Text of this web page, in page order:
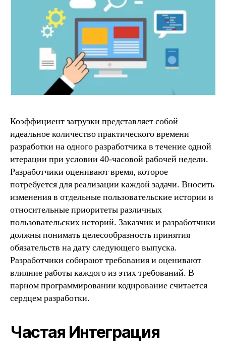
Коэффициент загрузки представляет собой
идеальное количество практического времени
разработки на одного разработчика в течение одной
итерации при условии 40-часовой рабочей недели.
Разработчики оценивают время, которое
потребуется для реализации каждой задачи. Вносить
изменения в отдельные пользовательские истории и
относительные приоритеты различных
пользовательских историй. Заказчик и разработчики
должны понимать целесообразность принятия
обязательств на дату следующего выпуска.
Разработчики собирают требования и оценивают
влияние работы каждого из этих требований. В
парном программировании кодирование считается
сердцем разработки.
Частая Интеграция